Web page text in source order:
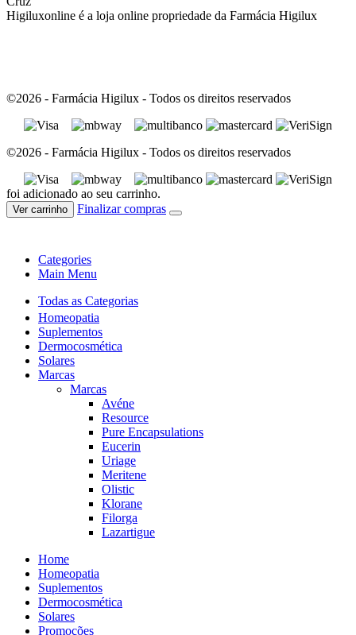
Higiluxonline é a loja online propriedade da Farmácia Higilux
©2026 - Farmácia Higilux - Todos os direitos reservados
©2026 - Farmácia Higilux - Todos os direitos reservados
foi adicionado ao seu carrinho.
Ver carrinho Finalizar compras
Categories
Main Menu
Todas as Categorias
Homeopatia
Suplementos
Dermocosmética
Solares
Marcas
Marcas
Avéne
Resource
Pure Encapsulations
Eucerin
Uriage
Meritene
Olistic
Klorane
Filorga
Lazartigue
Home
Homeopatia
Suplementos
Dermocosmética
Solares
Promoções